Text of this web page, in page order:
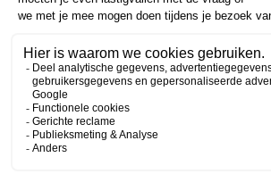
Inschrijven
FacebookInstagramLinkedInYouTubeSpotify
Copyright 2026